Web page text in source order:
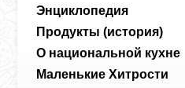
Энциклопедия
Продукты (история)
О национальной кухне
Маленькие Хитрости